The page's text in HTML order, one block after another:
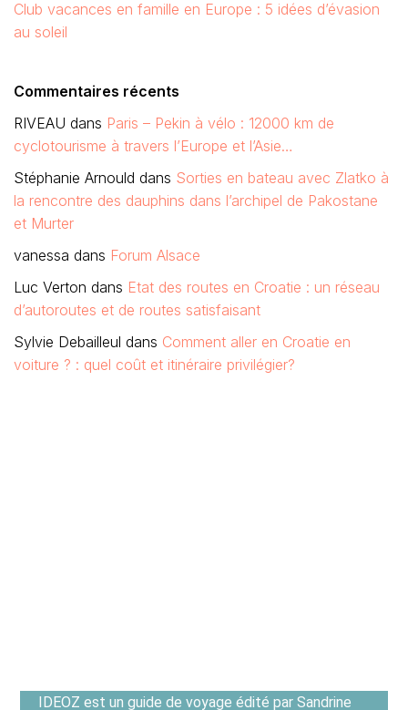
Club vacances en famille en Europe : 5 idées d’évasion
au soleil
Commentaires récents
RIVEAU dans Paris – Pekin à vélo : 12000 km de
cyclotourisme à travers l’Europe et l’Asie…
Stéphanie Arnould dans Sorties en bateau avec Zlatko à
la rencontre des dauphins dans l’archipel de Pakostane
et Murter
vanessa dans Forum Alsace
Luc Verton dans Etat des routes en Croatie : un réseau
d’autoroutes et de routes satisfaisant
Sylvie Debailleul dans Comment aller en Croatie en
voiture ? : quel coût et itinéraire privilégier?
IDEOZ est un guide de voyage édité par Sandrine